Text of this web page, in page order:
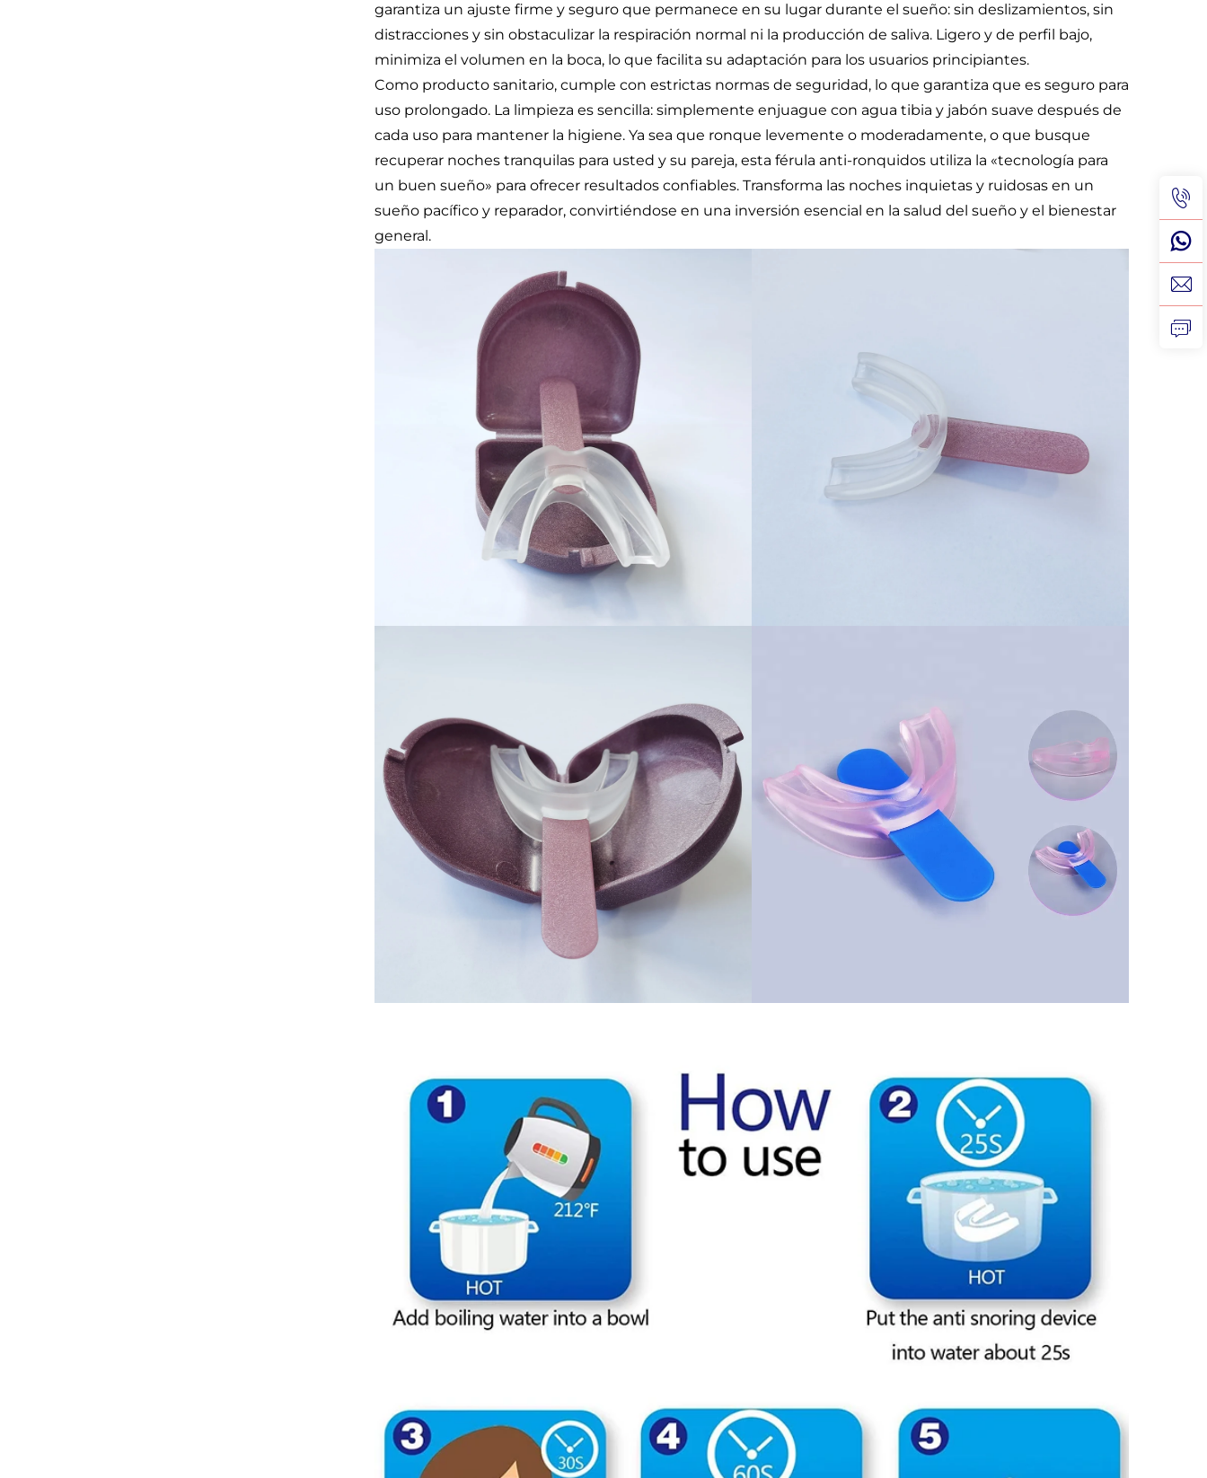
garantiza un ajuste firme y seguro que permanece en su lugar durante el sueño: sin deslizamientos, sin
distracciones y sin obstaculizar la respiración normal ni la producción de saliva. Ligero y de perfil bajo,
minimiza el volumen en la boca, lo que facilita su adaptación para los usuarios principiantes.
Como producto sanitario, cumple con estrictas normas de seguridad, lo que garantiza que es seguro para
uso prolongado. La limpieza es sencilla: simplemente enjuague con agua tibia y jabón suave después de
cada uso para mantener la higiene. Ya sea que ronque levemente o moderadamente, o que busque
recuperar noches tranquilas para usted y su pareja, esta férula anti-ronquidos utiliza la «tecnología para
un buen sueño» para ofrecer resultados confiables. Transforma las noches inquietas y ruidosas en un
sueño pacífico y reparador, convirtiéndose en una inversión esencial en la salud del sueño y el bienestar
general.